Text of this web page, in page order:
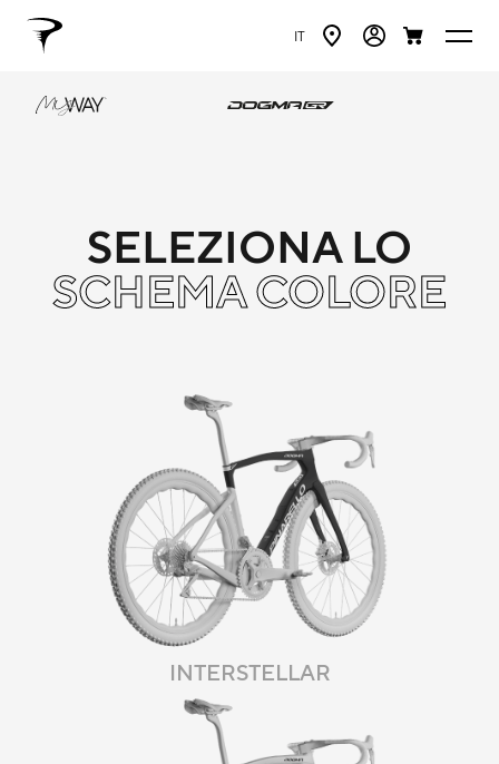
IT
SELEZIONA LO
SCHEMA COLORE
INTERSTELLAR